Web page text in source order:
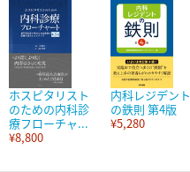
ホスピタリスト
のための内科診
療フローチャ...
¥8,800
内科レジデント
の鉄則 第4版
¥5,280